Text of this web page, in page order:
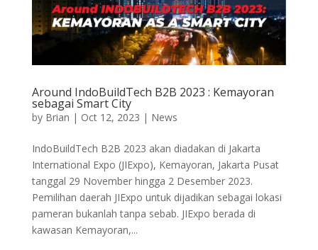
Around IndoBuildTech B2B 2023 : Kemayoran
sebagai Smart City
by Brian | Oct 12, 2023 | News
IndoBuildTech B2B 2023 akan diadakan di Jakarta
International Expo (JIExpo), Kemayoran, Jakarta Pusat
tanggal 29 November hingga 2 Desember 2023.
Pemilihan daerah JIExpo untuk dijadikan sebagai lokasi
pameran bukanlah tanpa sebab. JIExpo berada di
kawasan Kemayoran,...